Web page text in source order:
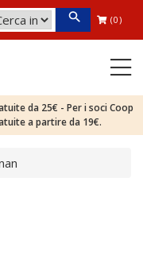
(0)
da 25€ - Per i soci Coop
a partire da 19€.